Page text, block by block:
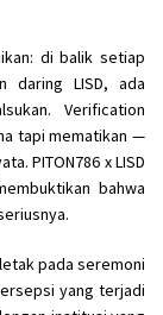
di balik setiap
daring LISD, ada
Verification
tapi mematikan —
PITON786 x LISD
bahwa
pada seremoni
yang terjadi